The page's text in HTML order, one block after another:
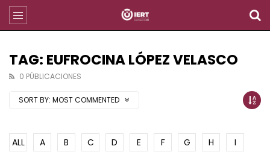
TAG: EUFROCINA LÓPEZ VELASCO
0 PÚBLICACIONES
SORT BY: MOST COMMENTED
ALL A B C D E F G H
I